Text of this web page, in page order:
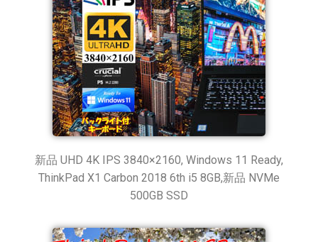
新品 UHD 4K IPS 3840×2160, Windows 11 Ready,
ThinkPad X1 Carbon 2018 6th i5 8GB,新品 NVMe
500GB SSD